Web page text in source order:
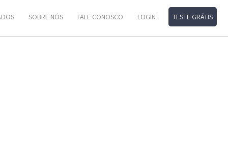
SOBRE NÓS FALE CONOSCO LOGIN TESTE GRÁTIS